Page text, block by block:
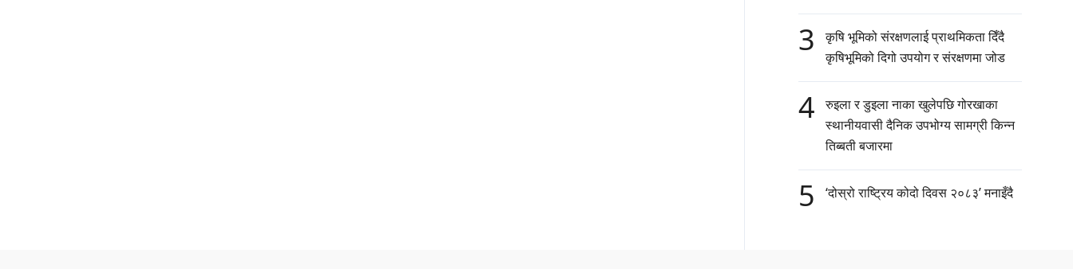
3
कृषि भूमिको संरक्षणलाई प्राथमिकता दिँदै
कृषिभूमिको दिगो उपयोग र संरक्षणमा जोड
4
रुइला र डुइला नाका खुलेपछि गोरखाका
स्थानीयवासी दैनिक उपभोग्य सामग्री किन्न
तिब्बती बजारमा
5 ‘दोस्रो राष्ट्रिय कोदो दिवस २०८३’ मनाइँदै